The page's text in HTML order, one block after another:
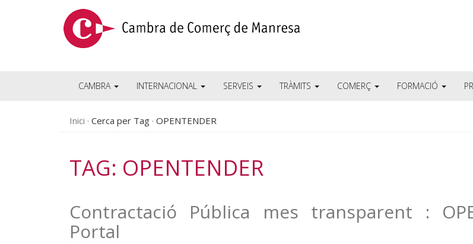
CAMBRA INTERNACIONAL SERVEIS TRÀMITS COMERÇ FORMACIÓ
Inici Cerca per Tag OPENTENDER
TAG: OPENTENDER
Contractació Pública mes transparent :
Portal